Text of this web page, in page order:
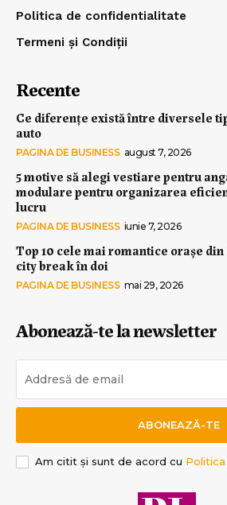
Politica de confidentialitate
Termeni și Condiții
Recente
Ce diferențe există între diversele
auto
PAGINA DE BUSINESS august 7, 2026
5 motive să alegi vestiare pentru
modulare pentru organizarea
lucru
PAGINA DE BUSINESS iunie 7, 2026
Top 10 cele mai romantice orașe
city break în doi
PAGINA DE BUSINESS mai 29, 2026
Abonează-te la newsletter
ABONEAZĂ-TE
Am citit și sunt de acord cu